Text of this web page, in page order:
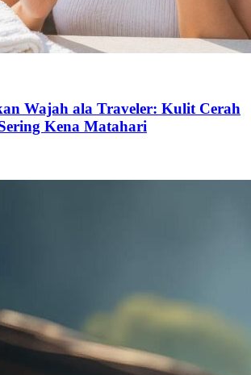
Wajah ala Traveler: Kulit Cerah
Kena Matahari